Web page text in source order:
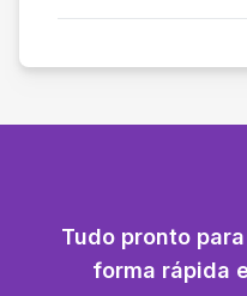
Tudo pronto
forma rápida